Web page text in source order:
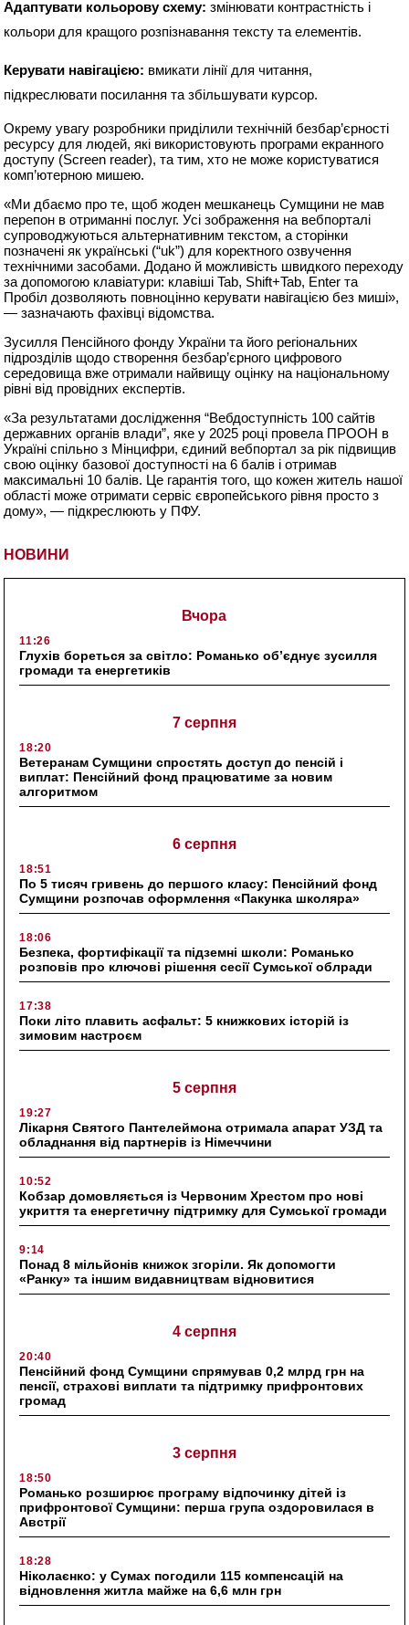
НОВИНИ
Вчора
11:26
Глухів бореться за світло: Романько об’єднує зусилля
громади та енергетиків
7 серпня
18:20
Ветеранам Сумщини спростять доступ до пенсій і
виплат: Пенсійний фонд працюватиме за новим
алгоритмом
6 серпня
18:51
По 5 тисяч гривень до першого класу: Пенсійний фонд
Сумщини розпочав оформлення «Пакунка школяра»
18:06
Безпека, фортифікації та підземні школи: Романько
розповів про ключові рішення сесії Сумської облради
17:38
Поки літо плавить асфальт: 5 книжкових історій із
зимовим настроєм
5 серпня
19:27
Лікарня Святого Пантелеймона отримала апарат УЗД та
обладнання від партнерів із Німеччини
10:52
Кобзар домовляється із Червоним Хрестом про нові
укриття та енергетичну підтримку для Сумської громади
9:14
Понад 8 мільйонів книжок згоріли. Як допомогти
«Ранку» та іншим видавництвам відновитися
4 серпня
20:40
Пенсійний фонд Сумщини спрямував 0,2 млрд грн на
пенсії, страхові виплати та підтримку прифронтових
громад
3 серпня
18:50
Романько розширює програму відпочинку дітей із
прифронтової Сумщини: перша група оздоровилася в
Австрії
18:28
Ніколаєнко: у Сумах погодили 115 компенсацій на
відновлення житла майже на 6,6 млн грн
Адаптувати кольорову схему: змінювати контрастність і
кольори для кращого розпізнавання тексту та елементів.
Керувати навігацією: вмикати лінії для читання,
підкреслювати посилання та збільшувати курсор.
Окрему увагу розробники приділили технічній безбар’єрності
ресурсу для людей, які використовують програми екранного
доступу (Screen reader), та тим, хто не може користуватися
комп’ютерною мишею.
«Ми дбаємо про те, щоб жоден мешканець Сумщини не мав
перепон в отриманні послуг. Усі зображення на вебпорталі
супроводжуються альтернативним текстом, а сторінки
позначені як українські (“uk”) для коректного озвучення
технічними засобами. Додано й можливість швидкого переходу
за допомогою клавіатури: клавіші Tab, Shift+Tab, Enter та
Пробіл дозволяють повноцінно керувати навігацією без миші»,
— зазначають фахівці відомства.
Зусилля Пенсійного фонду України та його регіональних
підрозділів щодо створення безбар’єрного цифрового
середовища вже отримали найвищу оцінку на національному
рівні від провідних експертів.
«За результатами дослідження “Вебдоступність 100 сайтів
державних органів влади”, яке у 2025 році провела ПРООН в
Україні спільно з Мінцифри, єдиний вебпортал за рік підвищив
свою оцінку базової доступності на 6 балів і отримав
максимальні 10 балів. Це гарантія того, що кожен житель нашої
області може отримати сервіс європейського рівня просто з
дому», — підкреслюють у ПФУ.